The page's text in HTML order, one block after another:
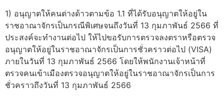
1) อนุญาตให้คนต่างด้าวตามข้อ 1.1 ที่ได้รับอนุญาตให้อยู่ใน
ราชอาณาจักรเป็นกรณีพิเศษจนถึงวันที่ 13 กุมภาพันธ์ 2566 ที่
ประสงค์จะทำงานต่อไป ให้ไปขอรับการตรวจลงตราหรือตรวจ
อนุญาตให้อยู่ในราชอาณาจักรเป็นการชั่วคราวต่อไป (VISA)
ภายในวันที่ 13 กุมภาพันธ์ 2566 โดยให้พนักงานเจ้าหน้าที่
ตรวจคนเข้าเมืองตรวจอนุญาตให้อยู่ในราชอาณาจักรเป็นการ
ชั่วคราวถึงวันที่ 13 กุมภาพันธ์ 2566